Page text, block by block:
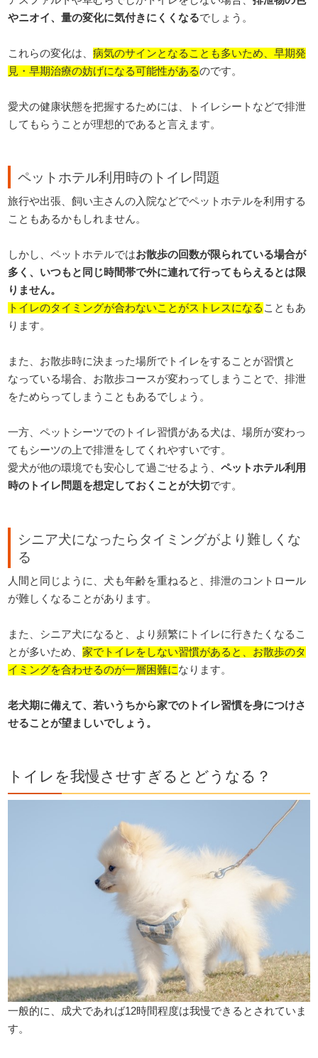
やニオイ、量の変化に気付きにくくなるでしょう。
これらの変化は、病気のサインとなることも多いため、早期発
見・早期治療の妨げになる可能性があるのです。
愛犬の健康状態を把握するためには、トイレシートなどで排泄
してもらうことが理想的であると言えます。
ペットホテル利用時のトイレ問題
旅行や出張、飼い主さんの入院などでペットホテルを利用する
こともあるかもしれません。
しかし、ペットホテルではお散歩の回数が限られている場合が
多く、いつもと同じ時間帯で外に連れて行ってもらえるとは限
りません。
トイレのタイミングが合わないことがストレスになる こともあ
ります。
また、お散歩時に決まった場所でトイレをすることが習慣と
なっている場合、お散歩コースが変わってしまうことで、排泄
をためらってしまうこともあるでしょう。
一方、ペットシーツでのトイレ習慣がある犬は、場所が変わっ
てもシーツの上で排泄をしてくれやすいです。
愛犬が他の環境でも安心して過ごせるよう、ペットホテル利用
時のトイレ問題を想定しておくことが大切です。
シニア犬になったらタイミングがより難しくな
る
人間と同じように、犬も年齢を重ねると、排泄のコントロール
が難しくなることがあります。
また、シニア犬になると、より頻繁にトイレに行きたくなるこ
とが多いため、家でトイレをしない習慣があると、お散歩のタ
イミングを合わせるのが一層困難になります。
老犬期に備えて、若いうちから家でのトイレ習慣を身につけさ
せることが望ましいでしょう。
トイレを我慢させすぎるとどうなる？
一般的に、成犬であれば12時間程度は我慢できるとされていま
す。